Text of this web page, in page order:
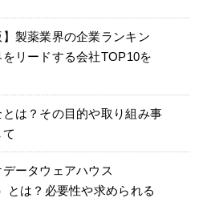
】製薬業界の企業ランキン
リードする会社TOP10を
とは？その目的や取り組み事
ータウェアハウス
とは？必要性や求められる